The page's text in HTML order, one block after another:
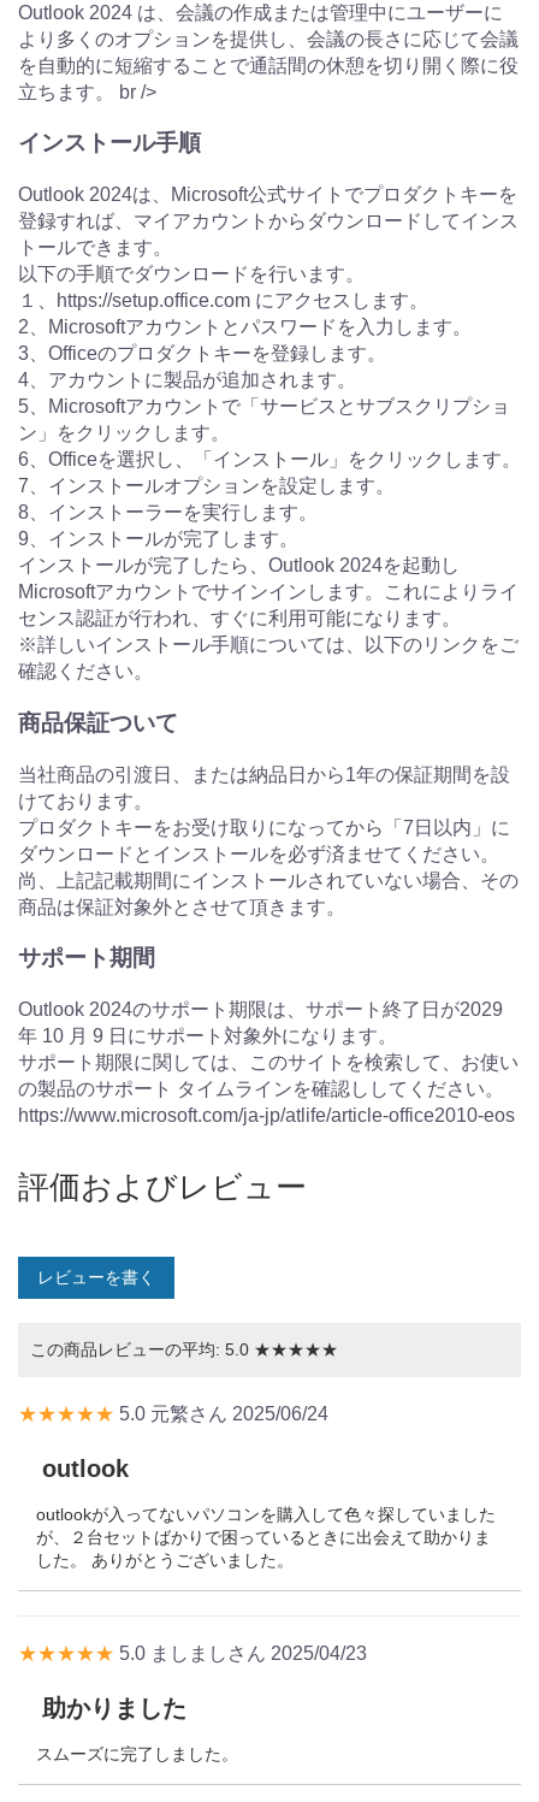
Outlook 2024 は、会議の作成または管理中にユーザーに
より多くのオプションを提供し、会議の長さに応じて会議
を自動的に短縮することで通話間の休憩を切り開く際に役
立ちます。 br />
インストール手順
Outlook 2024は、Microsoft公式サイトでプロダクトキーを
登録すれば、マイアカウントからダウンロードしてインス
トールできます。
以下の手順でダウンロードを行います。
１、https://setup.office.com にアクセスします。
2、Microsoftアカウントとパスワードを入力します。
3、Officeのプロダクトキーを登録します。
4、アカウントに製品が追加されます。
5、Microsoftアカウントで「サービスとサブスクリプショ
ン」をクリックします。
6、Officeを選択し、「インストール」をクリックします。
7、インストールオプションを設定します。
8、インストーラーを実行します。
9、インストールが完了します。
インストールが完了したら、Outlook 2024を起動し
Microsoftアカウントでサインインします。これによりライ
センス認証が行われ、すぐに利用可能になります。
※詳しいインストール手順については、以下のリンクをご
確認ください。
商品保証ついて
当社商品の引渡日、または納品日から1年の保証期間を設
けております。
プロダクトキーをお受け取りになってから「7日以内」に
ダウンロードとインストールを必ず済ませてください。
尚、上記記載期間にインストールされていない場合、その
商品は保証対象外とさせて頂きます。
サポート期間
Outlook 2024のサポート期限は、サポート終了日が2029
年 10 月 9 日にサポート対象外になります。
サポート期限に関しては、このサイトを検索して、お使い
の製品のサポート タイムラインを確認ししてください。
https://www.microsoft.com/ja-jp/atlife/article-office2010-eos
評価およびレビュー
レビューを書く
この商品レビューの平均: 5.0 ★★★★★
★★★★★ 5.0 元繁さん 2025/06/24
outlook
outlookが入ってないパソコンを購入して色々探していました
が、２台セットばかりで困っているときに出会えて助かりま
した。 ありがとうございました。
★★★★★ 5.0 ましましさん 2025/04/23
助かりました
スムーズに完了しました。